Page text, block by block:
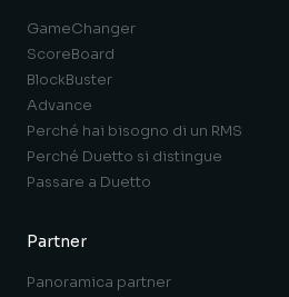
GameChanger
ScoreBoard
BlockBuster
Advance
Perché hai bisogno di un RMS
Perché Duetto si distingue
Passare a Duetto
Partner
Panoramica partner